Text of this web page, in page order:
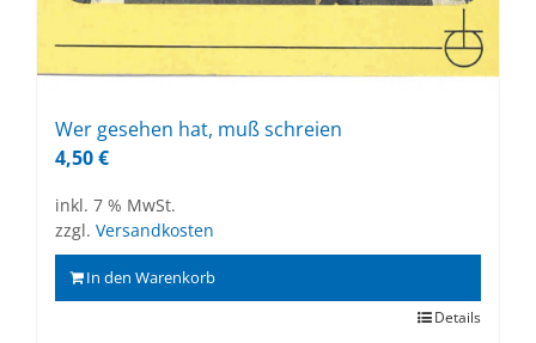
Wer ge­se­hen hat, muß schrei­en
4,50€
inkl. 7 % MwSt.
zzgl. Versandkosten
In den Warenkorb
Details